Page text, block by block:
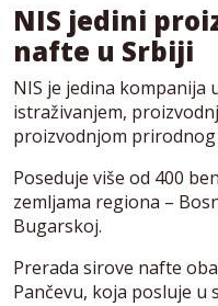
NIS jedini
nafte u Srbiji
NIS je jedina kompanija
istraživanjem,
proizvodnjom prirodnog
Poseduje više od 400
zemljama regiona –
Bugarskoj.
Prerada sirove nafte
Pančevu, koja posluje u